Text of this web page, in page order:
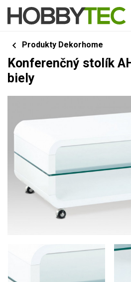
Produkty Dekorhome
Konferenčný stolík
biely